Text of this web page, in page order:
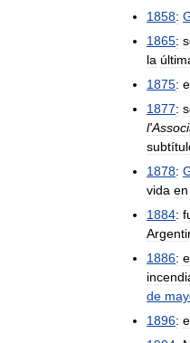
1858:
1865:
la
1875:
1877:
l'
1878:
vida en
1884:
1886:
de
1896: